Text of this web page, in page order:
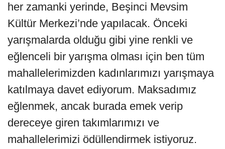
her zamanki yerinde, Beşinci Mevsim
Kültür Merkezi’nde yapılacak. Önceki
yarışmalarda olduğu gibi yine renkli ve
eğlenceli bir yarışma olması için ben tüm
mahallelerimizden kadınlarımızı yarışmaya
katılmaya davet ediyorum. Maksadımız
eğlenmek, ancak burada emek verip
dereceye giren takımlarımızı ve
mahallelerimizi ödüllendirmek istiyoruz.